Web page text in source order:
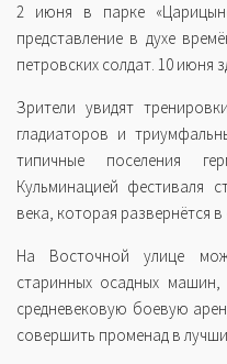
Москва
Товары и услуги
2 июня в парке
представление в духе
петровских солдат. 10 июня
Зрители увидят
гладиаторов и
типичные поселения
Кульминацией фестиваля
века, которая развернётся
На Восточной улице
старинных осадных
средневековую боевую
совершить променад в